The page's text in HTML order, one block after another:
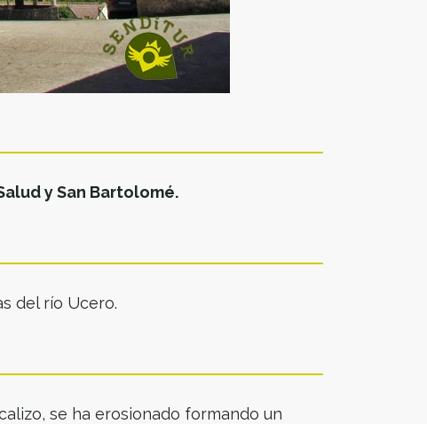
y San Bartolomé.
del río Ucero.
se ha erosionado formando un